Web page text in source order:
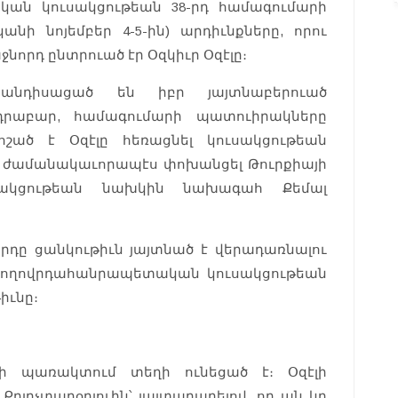
կուսակցութեան 38-րդ համագումարի
նոյեմբեր 4-5-ին) արդիւնքները, որու
ընտրուած էր Օզկիւր Օզէլը։
են իբր յայտնաբերուած
համագումարի պատուիրակները
է Օզէլը հեռացնել կուսակցութեան
փոխանցել Թուրքիայի
նախկին նախագահ Քեմալ
ցանկութիւն յայտնած է վերադառնալու
կուսակցութեան
պառակտում տեղի ունեցած է։ Օզէլի